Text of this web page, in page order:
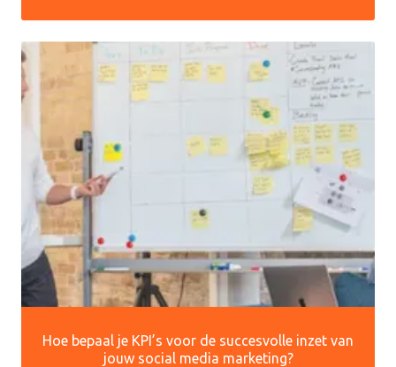
Hoe bepaal je KPI’s voor de succesvolle inzet van
jouw social media marketing?